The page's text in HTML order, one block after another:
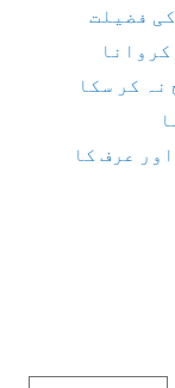
فضیلت
کر سکا
عرف کا